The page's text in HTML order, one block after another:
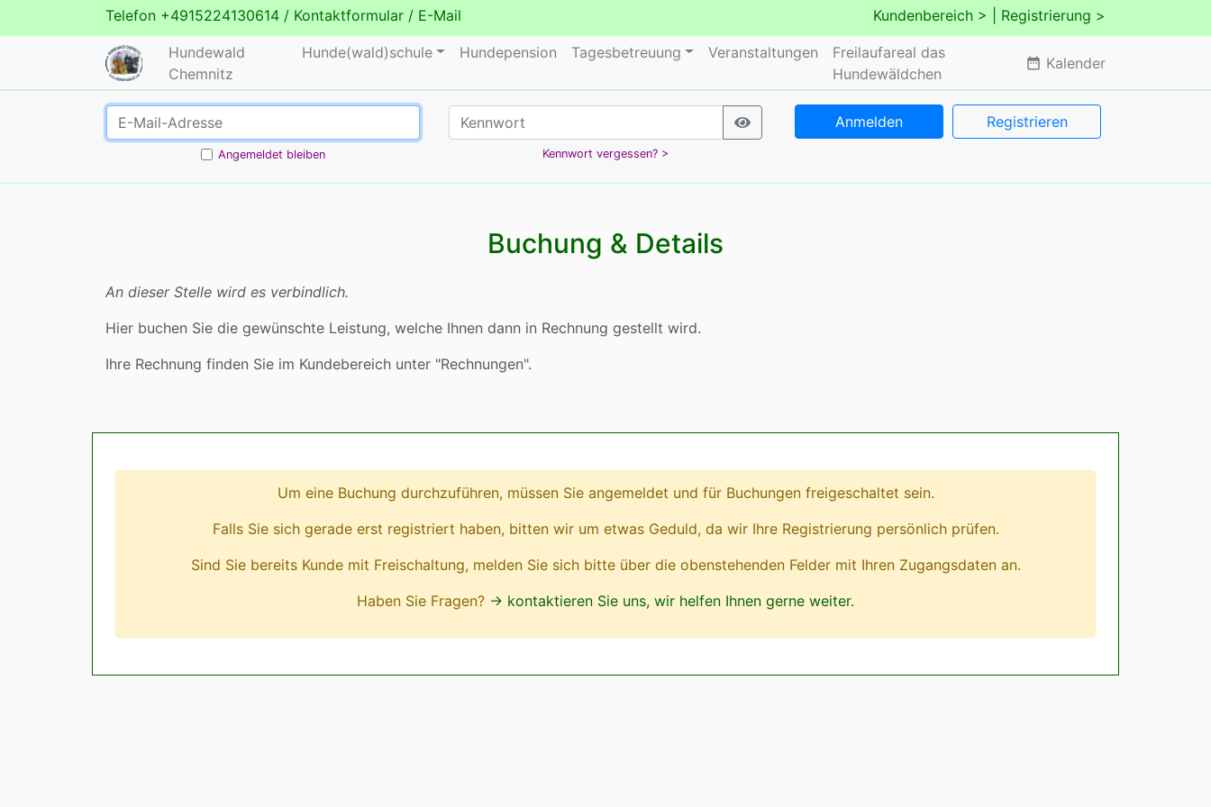
Telefon +4915224130614 / Kontaktformular / E-Mail Kundenbereich > | Registrierung >
Hundewald
Chemnitz
Hunde(wald)schule Hundepension Tagesbetreuung Veranstaltungen
Freilaufareal das
Hundewäldchen
date_range Kalender
Angemeldet bleiben Kennwort vergessen? >
Anmelden Registrieren
Buchung & Details
An dieser Stelle wird es verbindlich.
Hier buchen Sie die gewünschte Leistung, welche Ihnen dann in Rechnung gestellt wird.
Ihre Rechnung finden Sie im Kundebereich unter "Rechnungen".
Um eine Buchung durchzuführen, müssen Sie angemeldet und für Buchungen freigeschaltet sein.
Falls Sie sich gerade erst registriert haben, bitten wir um etwas Geduld, da wir Ihre Registrierung persönlich prüfen.
Sind Sie bereits Kunde mit Freischaltung, melden Sie sich bitte über die obenstehenden Felder mit Ihren Zugangsdaten an.
Haben Sie Fragen? → kontaktieren Sie uns, wir helfen Ihnen gerne weiter.